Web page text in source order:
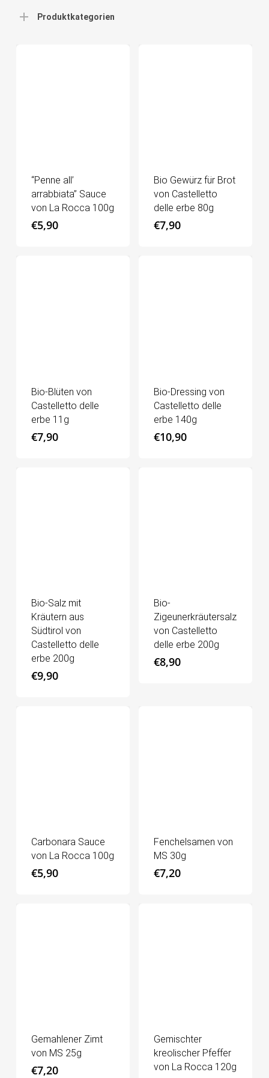
Produktkategorien
“Penne all’
arrabbiata” Sauce
von La Rocca 100g
€5,90
Bio Gewürz für Brot
von Castelletto
delle erbe 80g
€7,90
Bio-Blüten von
Castelletto delle
erbe 11g
€7,90
Bio-Dressing von
Castelletto delle
erbe 140g
€10,90
Bio-Salz mit
Kräutern aus
Südtirol von
Castelletto delle
erbe 200g
€9,90
Bio-
Zigeunerkräutersalz
von Castelletto
delle erbe 200g
€8,90
Carbonara Sauce
von La Rocca 100g
€5,90
Fenchelsamen von
MS 30g
€7,20
Gemahlener Zimt
von MS 25g
€7,20
Gemischter
kreolischer Pfeffer
von La Rocca 120g